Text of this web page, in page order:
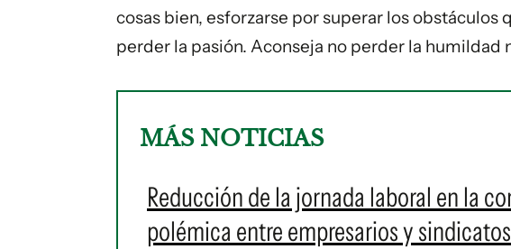
cosas bien, esforzarse por superar los obstáculos
perder la pasión. Aconseja no perder la
MÁS NOTICIAS
Reducción de la jornada laboral en la
polémica entre empresarios y sindicatos